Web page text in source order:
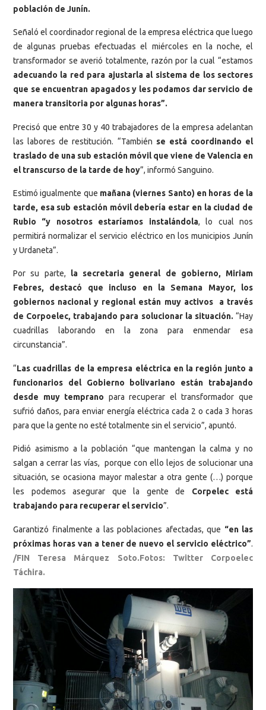
población de Junín.
Señaló el coordinador regional de la empresa eléctrica que luego
de algunas pruebas efectuadas el miércoles en la noche, el
transformador se averió totalmente, razón por la cual “estamos
adecuando la red para ajustarla al sistema de los sectores
que se encuentran apagados y les podamos dar servicio de
manera transitoria por algunas horas”.
Precisó que entre 30 y 40 trabajadores de la empresa adelantan
las labores de restitución. “También se está coordinando el
traslado de una sub estación móvil que viene de Valencia en
el transcurso de la tarde de hoy”, informó Sanguino.
Estimó igualmente que mañana (viernes Santo) en horas de la
tarde, esa sub estación móvil debería estar en la ciudad de
Rubio “y nosotros estaríamos instalándola, lo cual nos
permitirá normalizar el servicio eléctrico en los municipios Junín
y Urdaneta”.
Por su parte, la secretaria general de gobierno, Miriam
Febres, destacó que incluso en la Semana Mayor, los
gobiernos nacional y regional están muy activos a través
de Corpoelec, trabajando para solucionar la situación. “Hay
cuadrillas laborando en la zona para enmendar esa
circunstancia”.
“Las cuadrillas de la empresa eléctrica en la región junto a
funcionarios del Gobierno bolivariano están trabajando
desde muy temprano para recuperar el transformador que
sufrió daños, para enviar energía eléctrica cada 2 o cada 3 horas
para que la gente no esté totalmente sin el servicio”, apuntó.
Pidió asimismo a la población “que mantengan la calma y no
salgan a cerrar las vías, porque con ello lejos de solucionar una
situación, se ocasiona mayor malestar a otra gente (…) porque
les podemos asegurar que la gente de Corpelec está
trabajando para recuperar el servicio”.
Garantizó finalmente a las poblaciones afectadas, que “en las
próximas horas van a tener de nuevo el servicio eléctrico”.
/FIN Teresa Márquez Soto.Fotos: Twitter Corpoelec
Táchira.